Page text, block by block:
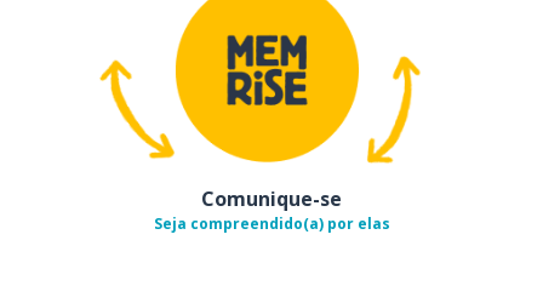
Comunique-se
Seja compreendido(a) por elas